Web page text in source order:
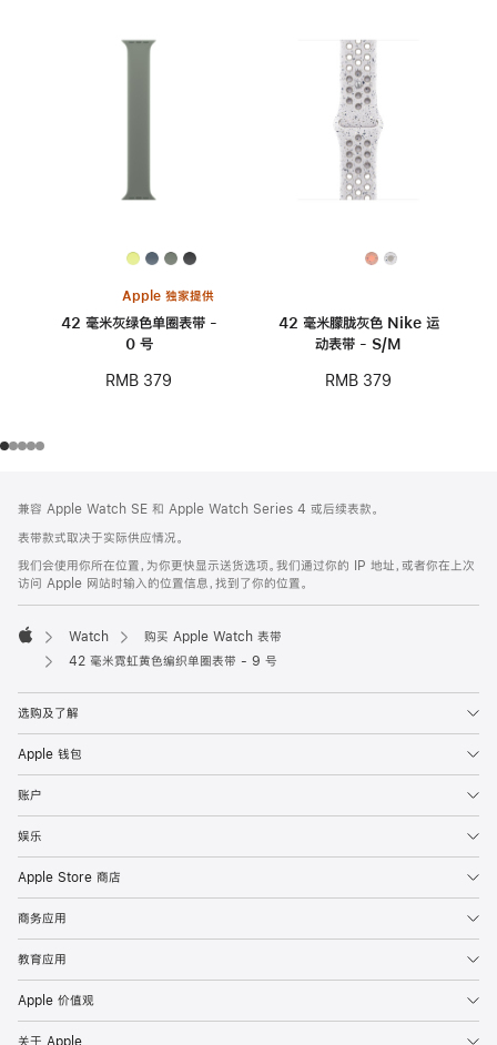
Apple 独家提供
42 毫米灰绿色单圈表带 -
0 号
RMB 379
42 毫米朦胧灰色 Nike 运
动表带 - S/M
RMB 379
页
页
脚
注
兼容 Apple Watch SE 和 Apple Watch Series 4 或后续表款。
表带款式取决于实际供应情况。
我们会使用你所在位置，为你更快显示送货选项。我们通过你的 IP 地址，或者你在上次
访问 Apple 网站时输入的位置信息，找到了你的位置。
Apple
Watch
购买 Apple Watch 表带
42 毫米霓虹黄色编织单圈表带 - 9 号
选购及了解
Apple 钱包
账户
娱乐
Apple Store 商店
商务应用
教育应用
Apple 价值观
关于 Apple